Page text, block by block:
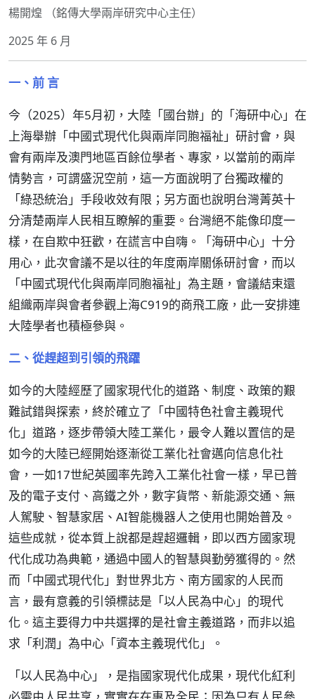
楊開煌 （銘傳大學兩岸研究中心主任）
2025 年 6 月
一、前 言
今（2025）年5月初，大陸「國台辦」的「海研中心」在
上海舉辦「中國式現代化與兩岸同胞福祉」研討會，與
會有兩岸及澳門地區百餘位學者、專家，以當前的兩岸
情勢言，可謂盛況空前，這一方面說明了台獨政權的
「綠恐統治」手段收效有限；另方面也說明台灣菁英十
分清楚兩岸人民相互瞭解的重要。台灣絕不能像印度一
樣，在自欺中狂歡，在謊言中自嗨。「海研中心」十分
用心，此次會議不是以往的年度兩岸關係研討會，而以
「中國式現代化與兩岸同胞福祉」為主題，會議結束還
組織兩岸與會者參觀上海C919的商飛工廠，此一安排連
大陸學者也積極參與。
二、從趕超到引領的飛躍
如今的大陸經歷了國家現代化的道路、制度、政策的艱
難試錯與探索，終於確立了「中國特色社會主義現代
化」道路，逐步帶領大陸工業化，最令人難以置信的是
如今的大陸已經開始逐漸從工業化社會邁向信息化社
會，一如17世紀英國率先跨入工業化社會一樣，早已普
及的電子支付、高鐵之外，數字貨幣、新能源交通、無
人駕駛、智慧家居、AI智能機器人之使用也開始普及。
這些成就，從本質上說都是趕超邏輯，即以西方國家現
代化成功為典範，通過中國人的智慧與勤勞獲得的。然
而「中國式現代化」對世界北方、南方國家的人民而
言，最有意義的引領標誌是「以人民為中心」的現代
化。這主要得力中共選擇的是社會主義道路，而非以追
求「利潤」為中心「資本主義現代化」。
「以人民為中心」，是指國家現代化成果，現代化紅利